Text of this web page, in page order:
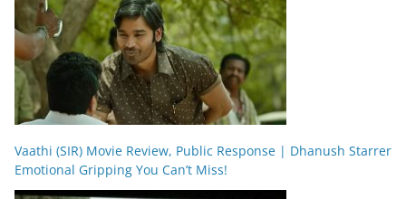
Vaathi (SIR) Movie Review, Public Response | Dhanush Starrer
Emotional Gripping You Can’t Miss!